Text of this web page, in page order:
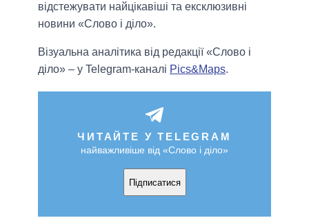
відстежувати найцікавіші та ексклюзивні
новини «Слово і діло».
Візуальна аналітика від редакції «Слово і
діло» – у Telegram-каналі Pics&Maps.
ЧИТАЙТЕ У TELEGRAM
найважливіше від «Слово і діло»
Підписатися